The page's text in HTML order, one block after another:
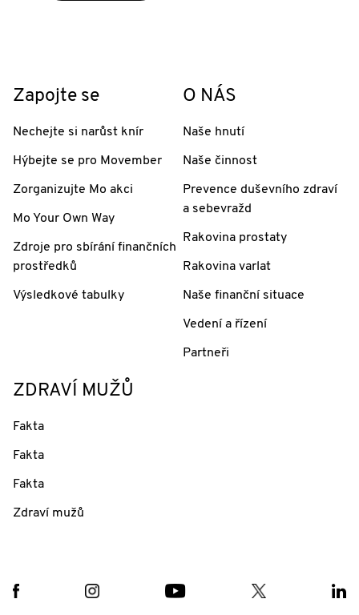
Zapojte se
Nechejte si narůst knír
Hýbejte se pro Movember
Zorganizujte Mo akci
Mo Your Own Way
Zdroje pro sbírání finančních
prostředků
Výsledkové tabulky
O NÁS
Naše hnutí
Naše činnost
Prevence duševního zdraví
a sebevražd
Rakovina prostaty
Rakovina varlat
Naše finanční situace
Vedení a řízení
Partneři
ZDRAVÍ MUŽŮ
Fakta
Fakta
Fakta
Zdraví mužů